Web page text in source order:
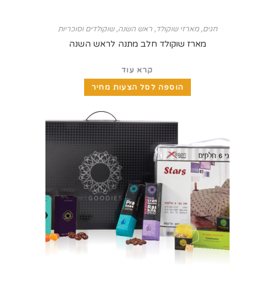
חגים,מארזי שוקולד, ראש השנה,שוקולדים וסוכריות
מארז שוקולד חלב מתנה לראש השנה
קרא עוד
הוספה לסל הצעות מחיר